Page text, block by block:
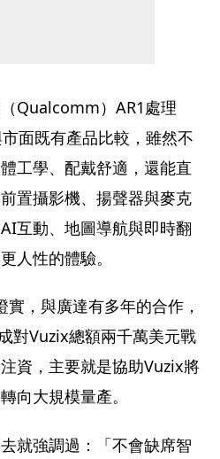
Qualcomm）AR1處理
面既有產品比較，雖然不
工學、配戴舒適，還能直
置攝影機、揚聲器與麥克
互動、地圖導航與即時翻
人性的體驗。
，與廣達有多年的合作，
對Vuzix總額兩千萬美元戰
資，主要就是協助Vuzix將
向大規模量產。
就強調過：「不會缺席智